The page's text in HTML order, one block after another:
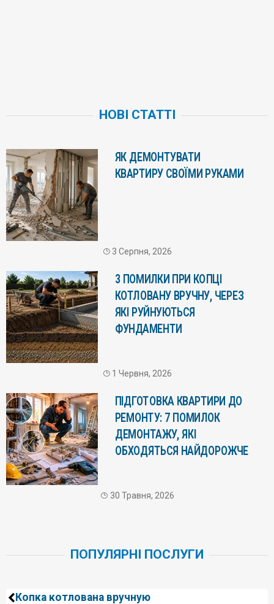
НОВІ СТАТТІ
ЯК ДЕМОНТУВАТИ
КВАРТИРУ СВОЇМИ РУКАМИ
3 Серпня, 2026
3 ПОМИЛКИ ПРИ КОПЦІ
КОТЛОВАНУ ВРУЧНУ, ЧЕРЕЗ
ЯКІ РУЙНУЮТЬСЯ
ФУНДАМЕНТИ
1 Червня, 2026
ПІДГОТОВКА КВАРТИРИ ДО
РЕМОНТУ: 7 ПОМИЛОК
ДЕМОНТАЖУ, ЯКІ
ОБХОДЯТЬСЯ НАЙДОРОЖЧЕ
30 Травня, 2026
ПОПУЛЯРНІ ПОСЛУГИ
Копка котлована вручную